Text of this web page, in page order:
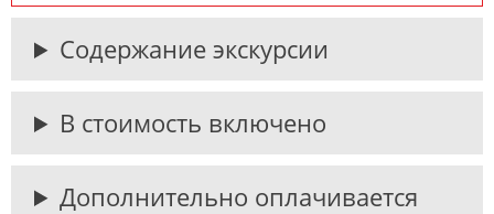
Содержание экскурсии
В стоимость включено
Дополнительно оплачивается